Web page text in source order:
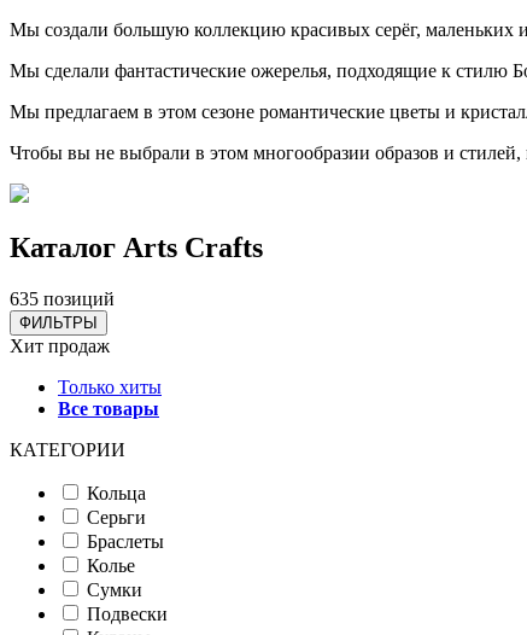
Мы создали большую коллекцию красивых серёг,
Мы сделали фантастические ожерелья, подходящие к
Мы предлагаем в этом сезоне романтические цветы и
Чтобы вы не выбрали в этом многообразии образов и стилей,
Каталог Аrts Сrafts
635 позиций
ФИЛЬТРЫ
Хит продаж
Только хиты
Все товары
КАТЕГОРИИ
Кольца
Серьги
Браслеты
Колье
Сумки
Подвески